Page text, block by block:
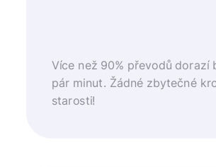
Více než 90% převodů dorazí
pár minut. Žádné zbytečné
starosti!